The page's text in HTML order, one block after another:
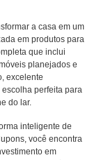
a casa em um
em produtos para
que inclui
planejados e
excelente
perfeita para
do lar.
inteligente de
você encontra
em